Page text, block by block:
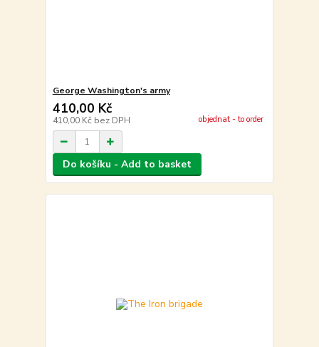
George Washington's army
410,00 Kč
410,00 Kč bez DPH objednat - to order
Do košíku - Add to basket